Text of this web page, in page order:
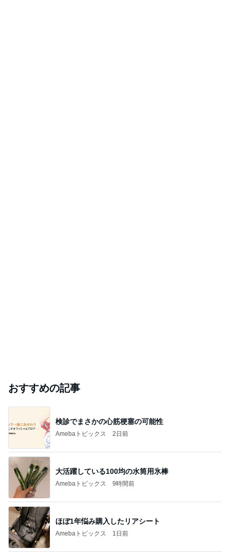
おすすめの記事
検診でまさかの心筋梗塞の可能性
Amebaトピックス 2日前
大活躍している100均の水筒用氷棒
Amebaトピックス 9時間前
ほぼ1年悩み購入したリアシート
Amebaトピックス 1日前